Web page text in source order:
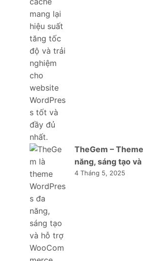
TheGem –
năng, sáng tạo
4 Tháng 5, 2025